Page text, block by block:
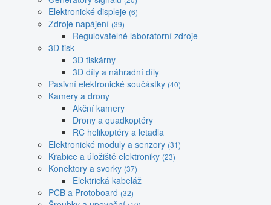
Elektronické displeje (6)
Zdroje napájení (39)
Regulovatelné laboratorní zdroje
3D tisk
3D tiskárny
3D díly a náhradní díly
Pasivní elektronické součástky (40)
Kamery a drony
Akční kamery
Drony a quadkoptéry
RC helikoptéry a letadla
Elektronické moduly a senzory (31)
Krabice a úložiště elektroniky (23)
Konektory a svorky (37)
Elektrická kabeláž
PCB a Protoboard (32)